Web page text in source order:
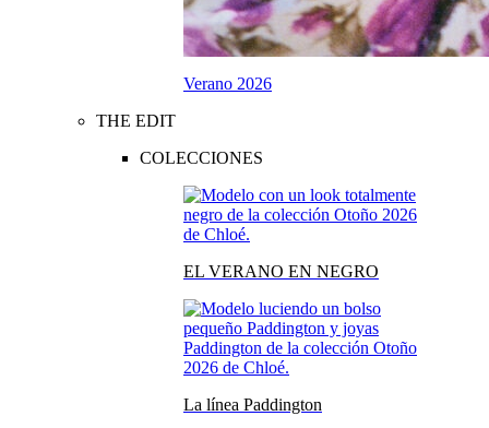
Verano 2026
THE EDIT
COLECCIONES
EL VERANO EN NEGRO
La línea Paddington